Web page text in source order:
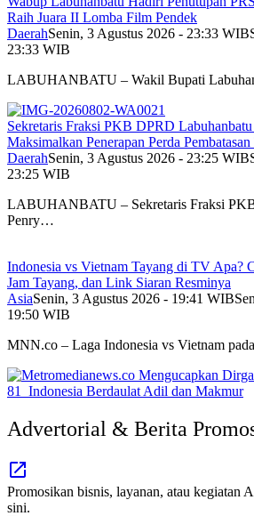
Raih Juara II Lomba Film Pendek
DaerahSenin, 3 Agustus 2026 - 23:33 WIB
23:33 WIB
LABUHANBATU – Wakil Bupati
Sekretaris Fraksi PKB DPRD
Maksimalkan Penerapan Perda
DaerahSenin, 3 Agustus 2026 - 23:25 WIB
23:25 WIB
LABUHANBATU – Sekretaris Fraksi
Penry…
Indonesia vs Vietnam Tayang di TV Apa?
Jam Tayang, dan Link Siaran Resminya
AsiaSenin, 3 Agustus 2026 - 19:41 WIB
19:50 WIB
MNN.co – Laga Indonesia vs Vietnam
Advertorial & Berita
Promosikan bisnis, layanan, atau kegiatan
sini.